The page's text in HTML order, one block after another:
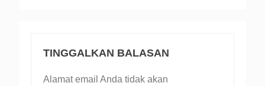
TINGGALKAN BALASAN
Alamat email Anda tidak akan